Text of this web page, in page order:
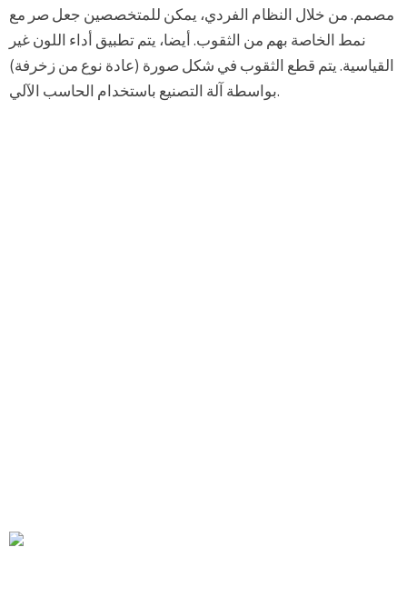
مصمم. من خلال النظام الفردي، يمكن للمتخصصين جعل صر مع
نمط الخاصة بهم من الثقوب. أيضا، يتم تطبيق أداء اللون غير
القياسية. يتم قطع الثقوب في شكل صورة (عادة نوع من زخرفة)
بواسطة آلة التصنيع باستخدام الحاسب الآلي.